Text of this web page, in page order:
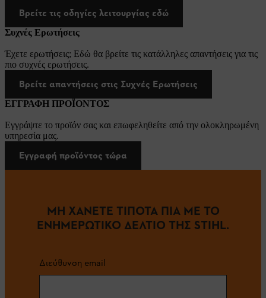
Βρείτε τις οδηγίες λειτουργίας εδώ
Συχνές Ερωτήσεις
Έχετε ερωτήσεις; Εδώ θα βρείτε τις κατάλληλες απαντήσεις για τις
πιο συχνές ερωτήσεις.
Βρείτε απαντήσεις στις Συχνές Ερωτήσεις
ΕΓΓΡΑΦΗ ΠΡΟΪΟΝΤΟΣ
Εγγράψτε το προϊόν σας και επωφεληθείτε από την ολοκληρωμένη
υπηρεσία μας.
Εγγραφή προϊόντος τώρα
ΜΗ ΧΑΝΕΤΕ ΤΙΠΟΤΑ ΠΙΑ ΜΕ ΤΟ
ΕΝΗΜΕΡΩΤΙΚΟ ΔΕΛΤΙΟ ΤΗΣ STIHL.
Διεύθυνση email